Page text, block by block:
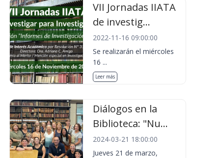
VII Jornadas IIATA
de investig...
2022-11-16 09:00:00
Se realizarán el miércoles
16 ...
Leer más
Diálogos en la
Biblioteca: "Nu...
2024-03-21 18:00:00
Jueves 21 de marzo,